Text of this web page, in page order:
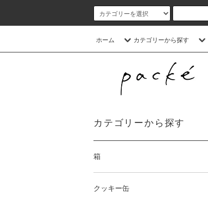
ホーム カテゴリーから探す
カテゴリーから探す
箱
クッキー缶